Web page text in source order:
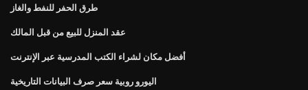
طرق الحفر للنفط والغاز
عقد المنزل للبيع من قبل المالك
أفضل مكان لشراء الكتب المدرسية عبر الإنترنت
اليورو روبية سعر صرف البيانات التاريخية